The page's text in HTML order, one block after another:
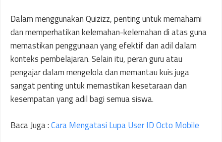
Dalam menggunakan Quizizz, penting untuk memahami
dan memperhatikan kelemahan-kelemahan di atas guna
memastikan penggunaan yang efektif dan adil dalam
konteks pembelajaran. Selain itu, peran guru atau
pengajar dalam mengelola dan memantau kuis juga
sangat penting untuk memastikan kesetaraan dan
kesempatan yang adil bagi semua siswa.
Baca Juga :Cara Mengatasi Lupa User ID Octo Mobile